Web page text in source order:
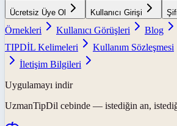
Ücretsiz Üye Ol Kullanıcı Girişi
Örnekleri
Kullanıcı Görüşleri Blog
TIPDİL Kelimeleri
Kullanım Sözleşmesi
İletişim Bilgileri
Uygulamayı indir
UzmanTipDil cebinde — istediğin an,